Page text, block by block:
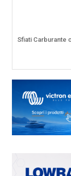
Sfiati Carburante